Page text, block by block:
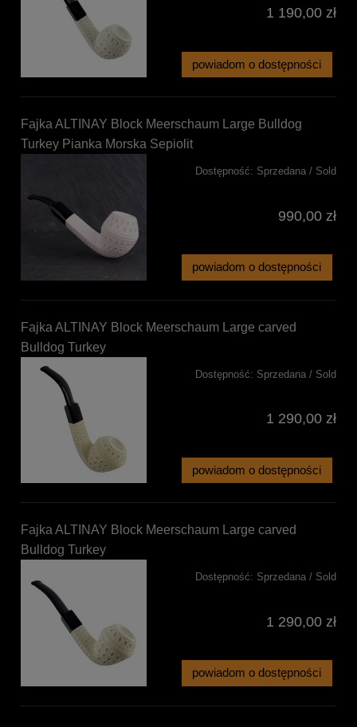
1 190,00 zł
powiadom o dostępności
Fajka ALTINAY Block Meerschaum Large Bulldog
Turkey Pianka Morska Sepiolit
Dostępność: Sprzedana / Sold
990,00 zł
powiadom o dostępności
Fajka ALTINAY Block Meerschaum Large carved
Bulldog Turkey
Dostępność: Sprzedana / Sold
1 290,00 zł
powiadom o dostępności
Fajka ALTINAY Block Meerschaum Large carved
Bulldog Turkey
Dostępność: Sprzedana / Sold
1 290,00 zł
powiadom o dostępności